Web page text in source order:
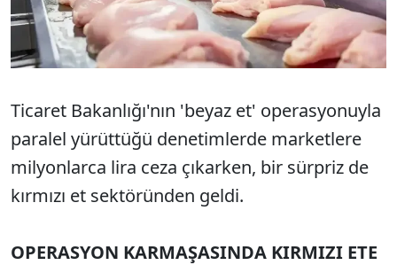
Ticaret Bakanlığı'nın 'beyaz et' operasyonuyla
paralel yürüttüğü denetimlerde marketlere
milyonlarca lira ceza çıkarken, bir sürpriz de
kırmızı et sektöründen geldi.
OPERASYON KARMAŞASINDA KIRMIZI ETE